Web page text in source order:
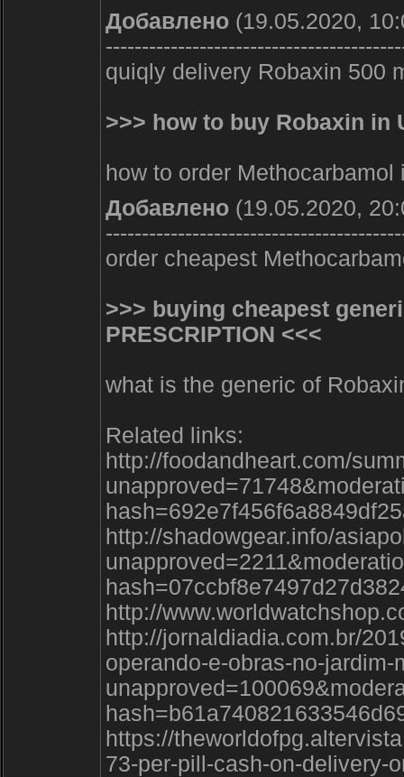
Добавлено (19.05.2020,
quiqly delivery Robaxin 500
>>> how to buy Robaxin in
how to order
Добавлено (19.05.2020,
order cheapest
>>> buying cheapest
PRESCRIPTION <<<
what is the generic of
Related links:
http://foodandheart.com/
http://shadowgear.info/
http://
http://jornaldiadia.com.br/
operando-e-obras-no-
https://
73-per-pill-cash-on-delivery-